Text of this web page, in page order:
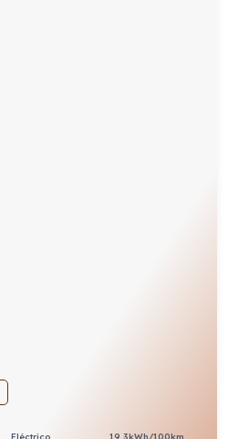
Eléctrico 19,3kWh/100km